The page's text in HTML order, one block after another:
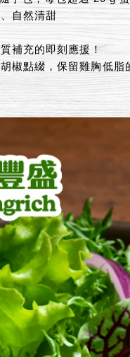
自然清甜
補充的即刻應援！
椒點綴，保留雞胸低脂